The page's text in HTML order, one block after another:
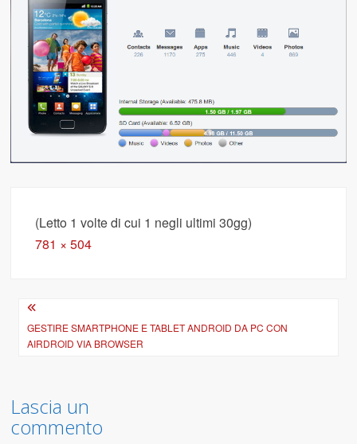
(Letto 1 volte di cui 1 negli ultimi 30gg)
Full
781 × 504
Navigazione
articoli
GESTIRE SMARTPHONE E TABLET ANDROID DA PC CON
AIRDROID VIA BROWSER
Lascia un
commento